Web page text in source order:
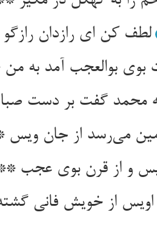
لطف کن ای رازدان
بوی بوالعجب آمد به
محمد گفت بر دست
می‌رسد از جان
و از قرن بوی عجب
از خویش فانی